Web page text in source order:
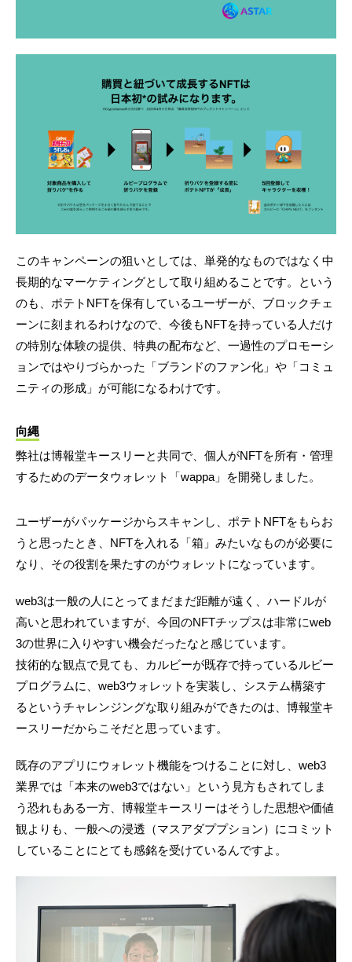
このキャンペーンの狙いとしては、単発的なものではなく中
長期的なマーケティングとして取り組めることです。という
のも、ポテトNFTを保有しているユーザーが、ブロックチェ
ーンに刻まれるわけなので、今後もNFTを持っている人だけ
の特別な体験の提供、特典の配布など、一過性のプロモーシ
ョンではやりづらかった「ブランドのファン化」や「コミュ
ニティの形成」が可能になるわけです。
向縄
弊社は博報堂キースリーと共同で、個人がNFTを所有・管理
するためのデータウォレット「wappa」を開発しました。
ユーザーがパッケージからスキャンし、ポテトNFTをもらお
うと思ったとき、NFTを入れる「箱」みたいなものが必要に
なり、その役割を果たすのがウォレットになっています。
web3は一般の人にとってまだまだ距離が遠く、ハードルが
高いと思われていますが、今回のNFTチップスは非常にweb
3の世界に入りやすい機会だったなと感じています。
技術的な観点で見ても、カルビーが既存で持っているルビー
プログラムに、web3ウォレットを実装し、システム構築す
るというチャレンジングな取り組みができたのは、博報堂キ
ースリーだからこそだと思っています。
既存のアプリにウォレット機能をつけることに対し、web3
業界では「本来のweb3ではない」という見方もされてしま
う恐れもある一方、博報堂キースリーはそうした思想や価値
観よりも、一般への浸透（マスアダププション）にコミット
していることにとても感銘を受けているんですよ。